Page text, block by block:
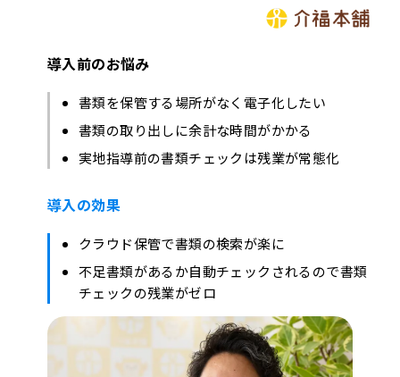
導入前のお悩み
書類を保管する場所がなく電子化したい
書類の取り出しに余計な時間がかかる
実地指導前の書類チェックは残業が常態化
導入の効果
クラウド保管で書類の検索が楽に
不足書類があるか自動チェックされるので書類
チェックの残業がゼロ